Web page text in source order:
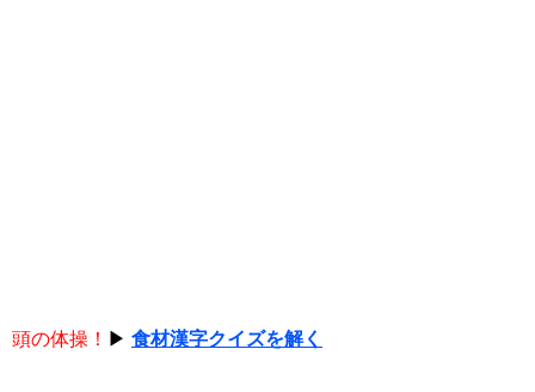
頭の体操！ ▶ 食材漢字クイズを解く